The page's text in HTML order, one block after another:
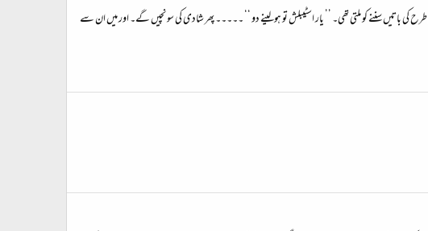
باتیں سننے کو ملتی تھی۔ ’’ یار اسٹیبلش تو ہولینے دو ‘‘ ۔۔۔۔۔ پھر شادی کی سونچیں گے۔ اور میں ان سے